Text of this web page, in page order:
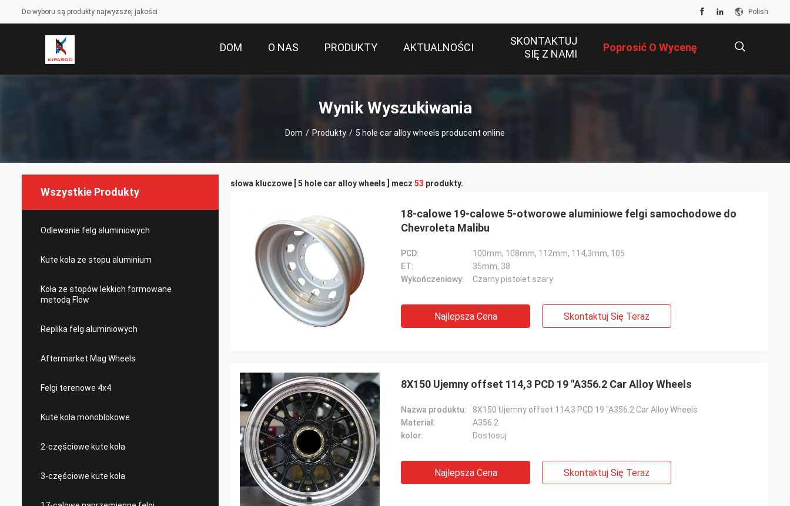
Do wyboru są produkty najwyższej jakości Polish
DOM O NAS PRODUKTY AKTUALNOŚCI
SKONTAKTUJ
SIĘ Z NAMI
Poprosić O Wycenę
Wynik Wyszukiwania
Dom / Produkty / 5 hole car alloy wheels producent online
Wszystkie Produkty
Odlewanie felg aluminiowych
Kute koła ze stopu aluminium
Koła ze stopów lekkich formowane
metodą Flow
Replika felg aluminiowych
Aftermarket Mag Wheels
Felgi terenowe 4x4
Kute koła monoblokowe
2-częściowe kute koła
3-częściowe kute koła
słowa kluczowe [ 5 hole car alloy wheels ] mecz 53 produkty.
18-calowe 19-calowe 5-otworowe aluminiowe felgi samochodowe do
Chevroleta Malibu
PCD:
100mm, 108mm, 112mm, 114,3mm, 105
ET:
35mm, 38
Wykończeniowy:
Czarny pistolet szary
Najlepsza Cena Skontaktuj Się Teraz
8X150 Ujemny offset 114,3 PCD 19 "A356.2 Car Alloy Wheels
Nazwa produktu:
8X150 Ujemny offset 114,3 PCD 19 "A356.2 Car Alloy Wheels
Materiał:
A356.2
kolor:
Dostosuj
Najlepsza Cena Skontaktuj Się Teraz